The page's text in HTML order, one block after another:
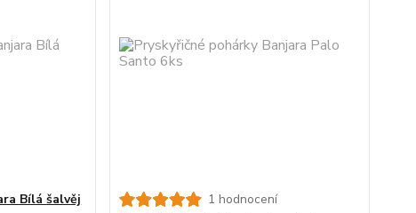
Bílá šalvěj
1 hodnocení